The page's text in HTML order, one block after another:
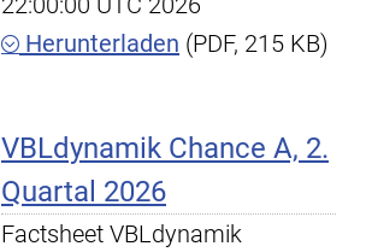
Herunterladen (PDF, 215 KB)
VBLdynamik Chance A, 2.
Quartal 2026
Factsheet VBLdynamik